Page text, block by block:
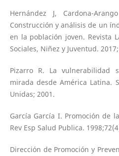
Hernández J, Cardona-
Construcción y análisis de un
en la población joven. Revista
Sociales, Niñez y Juventud.
Pizarro R. La vulnerabilidad
mirada desde América Latina.
Unidas; 2001.
García García I. Promoción de
Rev Esp Salud Publica.
Dirección de Promoción y